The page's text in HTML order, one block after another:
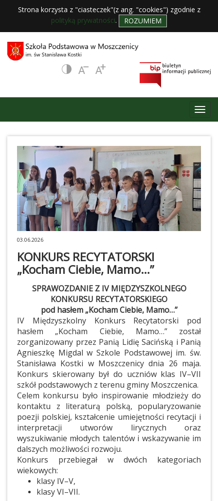
Strona korzysta z "ciasteczek"(z ang. "cookies") zgodnie z
polityką prywatności. ROZUMIEM
03.06.2026
KONKURS RECYTATORSKI
„Kocham Ciebie, Mamo…”
SPRAWOZDANIE Z IV MIĘDZYSZKOLNEGO
KONKURSU RECYTATORSKIEGO
pod hasłem „Kocham Ciebie, Mamo…”
IV Międzyszkolny Konkurs Recytatorski pod
hasłem „Kocham Ciebie, Mamo…” został
zorganizowany przez Panią Lidię Sacińską i Panią
Agnieszkę Migdal w Szkole Podstawowej im. św.
Stanisława Kostki w Moszczenicy dnia 26 maja.
Konkurs skierowany był do uczniów klas IV–VII
szkół podstawowych z terenu gminy Moszczenica.
Celem konkursu było inspirowanie młodzieży do
kontaktu z literaturą polską, popularyzowanie
poezji polskiej, kształcenie umiejętności recytacji i
interpretacji utworów lirycznych oraz
wyszukiwanie młodych talentów i wskazywanie im
dalszych możliwości rozwoju.
Konkurs przebiegał w dwóch kategoriach
wiekowych:
klasy IV–V,
klasy VI–VII.